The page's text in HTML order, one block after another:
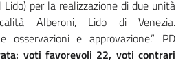
Lido) per la realizzazione di due unità
Alberoni, Lido di Venezia.
osservazioni e approvazione.” PD
voti favorevoli 22, voti contrari